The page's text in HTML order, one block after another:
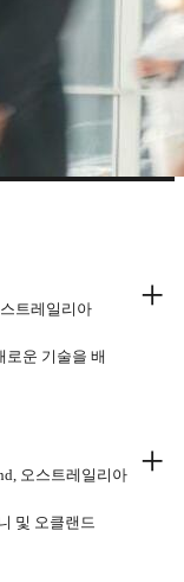
트레일리아
운 기술을 배
+
오스트레일리아
및 오클랜드
+